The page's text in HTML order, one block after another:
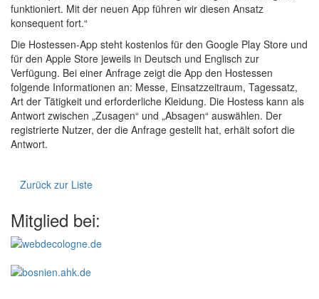
funktioniert. Mit der neuen App führen wir diesen Ansatz
konsequent fort.“
Die Hostessen-App steht kostenlos für den Google Play Store und
für den Apple Store jeweils in Deutsch und Englisch zur
Verfügung. Bei einer Anfrage zeigt die App den Hostessen
folgende Informationen an: Messe, Einsatzzeitraum, Tagessatz,
Art der Tätigkeit und erforderliche Kleidung. Die Hostess kann als
Antwort zwischen „Zusagen“ und „Absagen“ auswählen. Der
registrierte Nutzer, der die Anfrage gestellt hat, erhält sofort die
Antwort.
Zurück zur Liste
Mitglied bei: